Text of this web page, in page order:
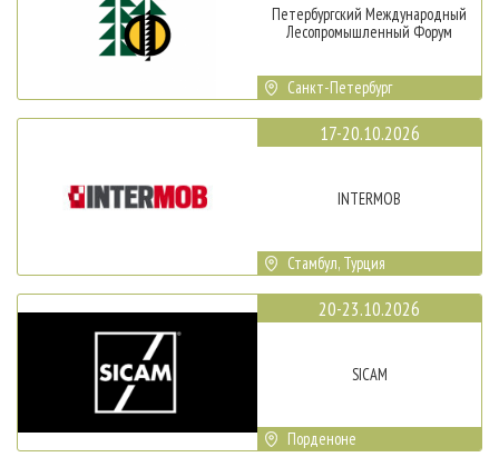
Петербургский Международный
Лесопромышленный Форум
Санкт-Петербург
17-20.10.2026
INTERMOB
Стамбул, Турция
20-23.10.2026
SICAM
Порденоне